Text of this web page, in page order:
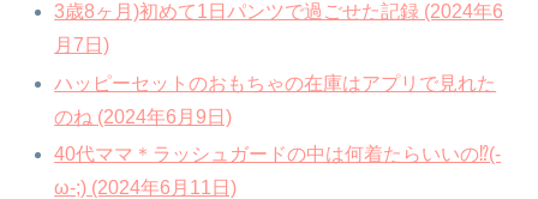
3歳8ヶ月)初めて1日パンツで過ごせた記録 (2024年6
月7日)
ハッピーセットのおもちゃの在庫はアプリで見れた
のね (2024年6月9日)
40代ママ＊ラッシュガードの中は何着たらいいの⁉(-
ω-;) (2024年6月11日)